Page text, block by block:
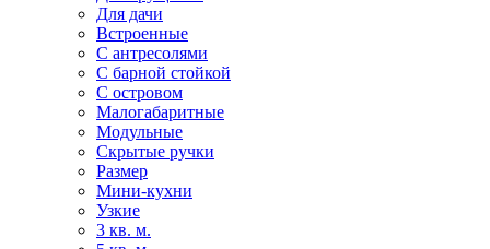
Для дачи
Встроенные
С антресолями
С барной стойкой
С островом
Малогабаритные
Модульные
Скрытые ручки
Размер
Мини-кухни
Узкие
3 кв. м.